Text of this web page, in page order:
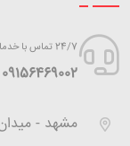
24/7 تماس با خدمات
‪09156469002
مشهد - میدان